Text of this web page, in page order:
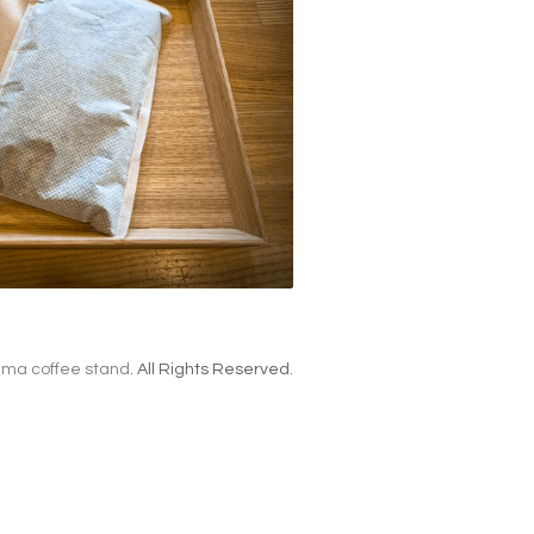
coffee stand . All Rights Reserved.